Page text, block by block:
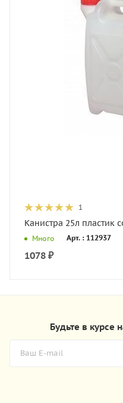
1
Канистра 25л пластик
Много Арт. : 112937
1078 ₽
Будьте в курсе